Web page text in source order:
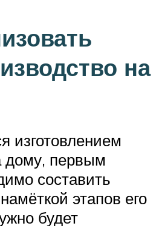
на
изготовлением
дому, первым
составить
этапов его
будет